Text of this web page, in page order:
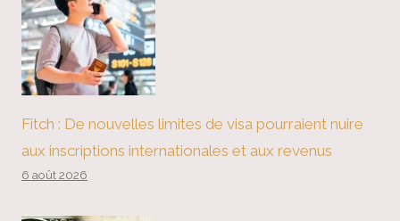
Fitch : De nouvelles limites de visa pourraient nuire
aux inscriptions internationales et aux revenus
6 août 2026